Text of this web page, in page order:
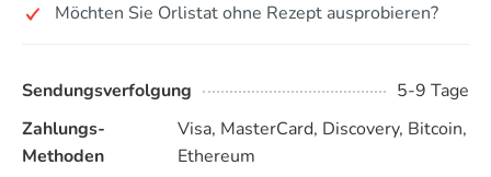
Möchten Sie Orlistat ohne Rezept ausprobieren?
Sendungsverfolgung
5-9 Tage
Zahlungs-
Methoden
Visa, MasterCard, Discovery, Bitcoin,
Ethereum